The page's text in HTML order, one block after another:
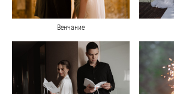
Венчание